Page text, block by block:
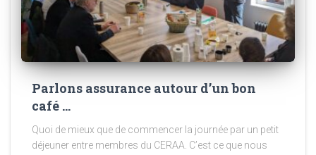
Parlons assurance autour d’un bon
café …
Quoi de mieux que de commencer la journée par un petit
déjeuner entre membres du CERAA. C’est ce que nous